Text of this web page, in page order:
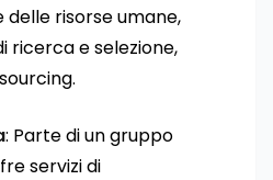
risorse umane,
ricerca e selezione,
: Parte di un gruppo
servizi di